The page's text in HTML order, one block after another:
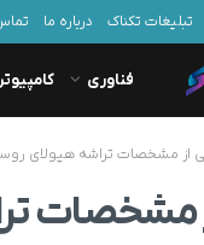
تبلیغات تکناک درباره ما
فناوری
از مشخصات تراشه هیولای
مشخصات